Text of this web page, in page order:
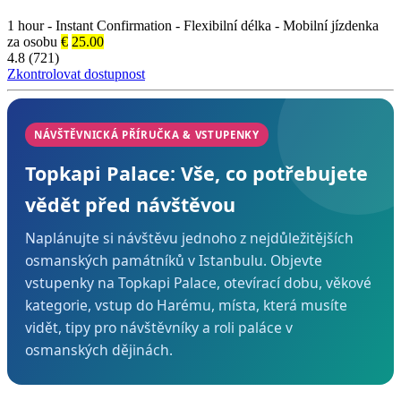
1 hour - Instant Confirmation - Flexibilní délka - Mobilní jízdenka
za osobu € 25.00
4.8 (721)
Zkontrolovat dostupnost
NÁVŠTĚVNICKÁ PŘÍRUČKA & VSTUPENKY
Topkapi Palace: Vše, co potřebujete
vědět před návštěvou
Naplánujte si návštěvu jednoho z nejdůležitějších
osmanských památníků v Istanbulu. Objevte
vstupenky na Topkapi Palace, otevírací dobu, věkové
kategorie, vstup do Harému, místa, která musíte
vidět, tipy pro návštěvníky a roli paláce v
osmanských dějinách.